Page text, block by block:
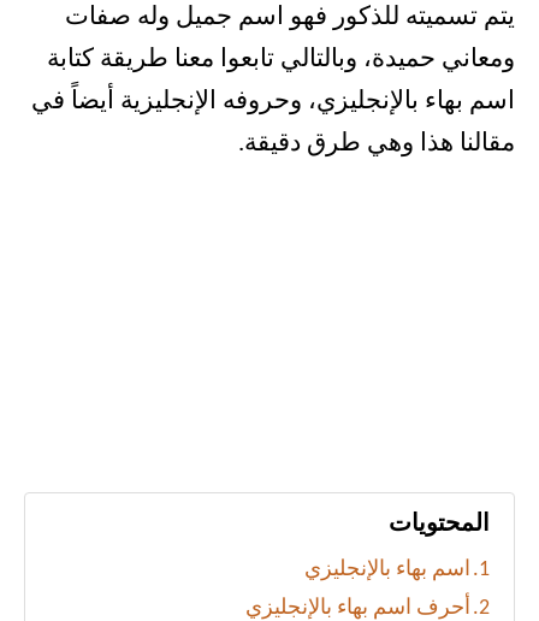
يتم تسميته للذكور فهو اسم جميل وله صفات
ومعاني حميدة، وبالتالي تابعوا معنا طريقة كتابة
اسم بهاء بالإنجليزي، وحروفه الإنجليزية أيضاً في
مقالنا هذا وهي طرق دقيقة.
المحتويات
اسم بهاء بالإنجليزي
أحرف اسم بهاء بالإنجليزي